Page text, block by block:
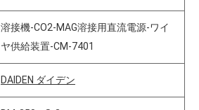
溶接機-CO2-MAG溶接用直流電源-ワイ
ヤ供給装置-CM-7401
DAIDEN ダイデン